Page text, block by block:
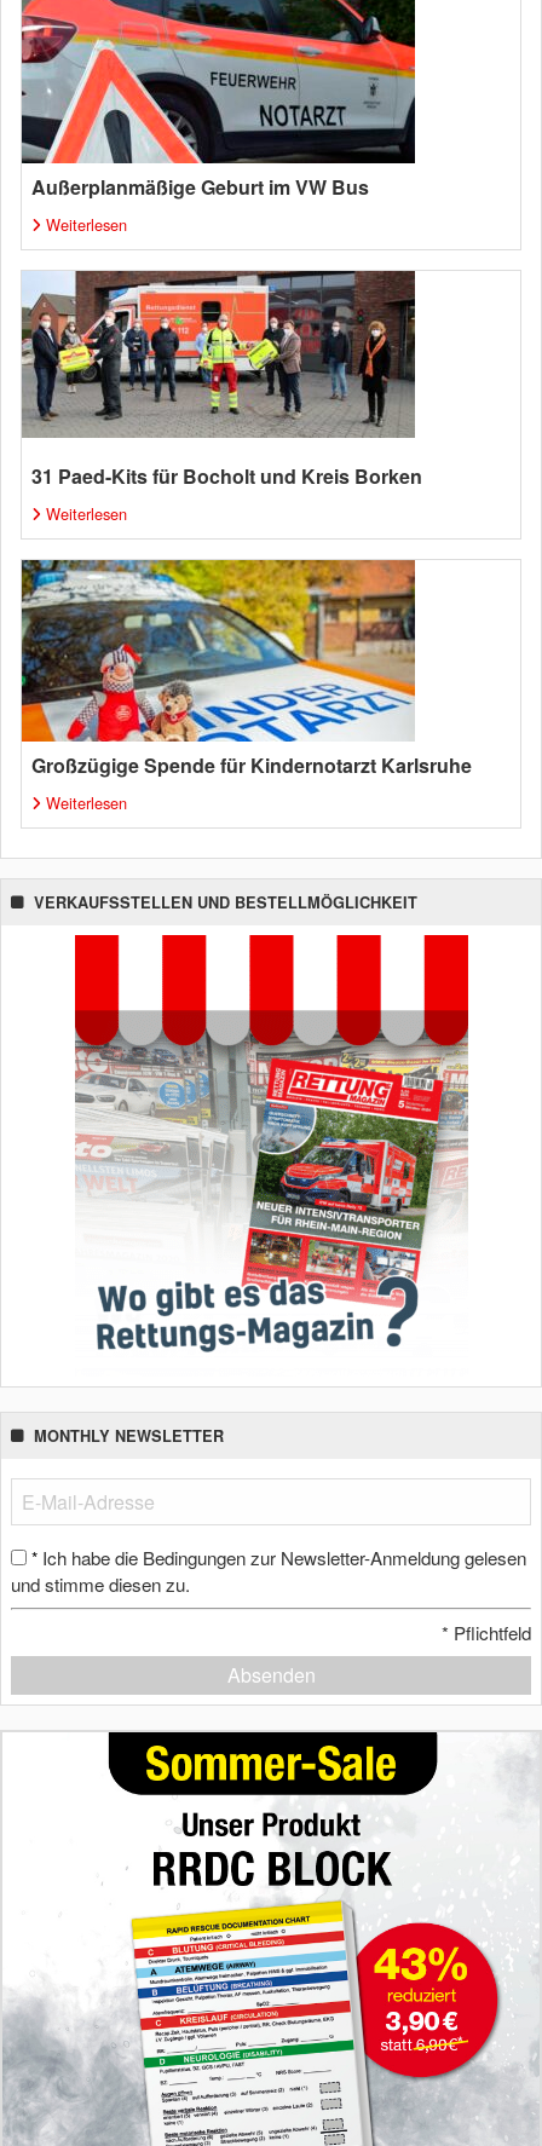
Außerplanmäßige Geburt im VW Bus
Weiterlesen
31 Paed-Kits für Bocholt und Kreis Borken
Weiterlesen
Großzügige Spende für Kindernotarzt Karlsruhe
Weiterlesen
VERKAUFSSTELLEN UND BESTELLMÖGLICHKEIT
MONTHLY NEWSLETTER
* Ich habe die Bedingungen zur Newsletter-Anmeldung gelesen
und stimme diesen zu.
* Pflichtfeld
Absenden